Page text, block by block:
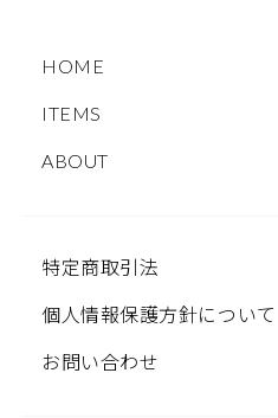
HOME
ITEMS
ABOUT
特定商取引法
個人情報保護方針について
お問い合わせ